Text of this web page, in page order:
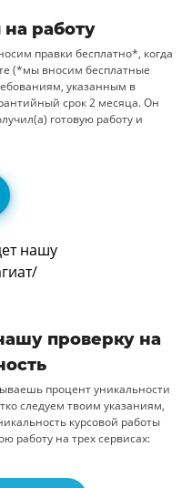
на работу
правки бесплатно*, когда
(*мы вносим бесплатные
указанным в
срок 2 месяца. Он
готовую работу и
проверку на
процент уникальности
следуем твоим указаниям,
курсовой работы
работу на трех сервисах: